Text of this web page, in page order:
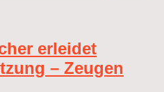
erleidet
– Zeugen